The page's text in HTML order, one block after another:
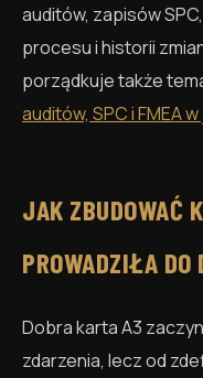
auditów, zapisów
procesu i historii
porządkuje także
auditów, SPC i FMEA
JAK ZBUDOWAĆ
PROWADZIŁA DO
Dobra karta A3
zdarzenia, lecz od